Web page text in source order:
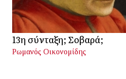
13η σύνταξη; Σοβαρά;
Ρωμανός Οικονομίδης